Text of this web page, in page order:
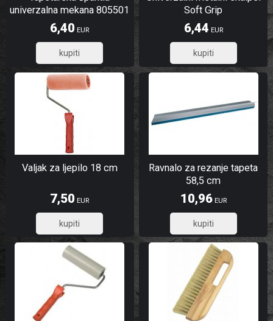
univerzalna mekana 805501
6,40 EUR
5,12
Soft Grip
6,44 EUR
5,15
Valjak za ljepilo 18 cm
7,50 EUR
6,00
Ravnalo za rezanje tapeta
58,5 cm
10,96EUR
8,77